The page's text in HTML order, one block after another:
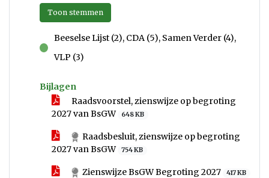
Toon stemmen
voor
Beeselse Lijst (2), CDA (5), Samen Verder (4),
VLP (3)
Bijlagen
Raadsvoorstel, zienswijze op begroting
2027 van BsGW
648 KB
Raadsbesluit, zienswijze op begroting
2027 van BsGW
754 KB
Zienswijze BsGW Begroting 2027 417 KB